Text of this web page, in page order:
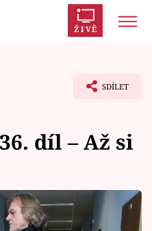
ŽIVĚ
SDÍLET
díl – Až si